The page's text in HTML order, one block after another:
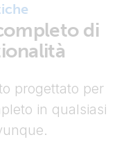
di
progettato per
in qualsiasi